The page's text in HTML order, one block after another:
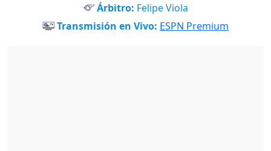
Árbitro: Felipe Viola
Transmisión en Vivo: ESPN Premium